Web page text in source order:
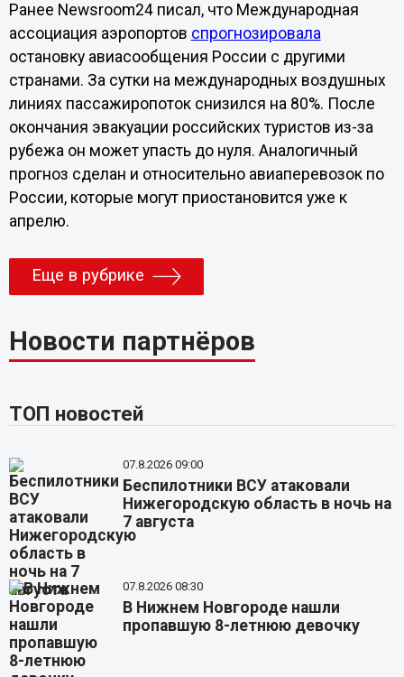
Ранее Newsroom24 писал, что Международная
ассоциация аэропортов спрогнозировала
остановку авиасообщения России с другими
странами. За сутки на международных воздушных
линиях пассажиропоток снизился на 80%. После
окончания эвакуации российских туристов из-за
рубежа он может упасть до нуля. Аналогичный
прогноз сделан и относительно авиаперевозок по
России, которые могут приостановится уже к
апрелю.
Еще в рубрике
Новости партнёров
ТОП новостей
07.8.2026 09:00
Беспилотники ВСУ атаковали
Нижегородскую область в ночь на
7 августа
07.8.2026 08:30
В Нижнем Новгороде нашли
пропавшую 8-летнюю девочку